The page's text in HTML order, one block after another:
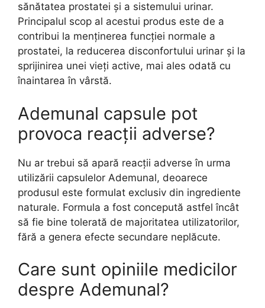
sănătatea prostatei și a sistemului urinar.
Principalul scop al acestui produs este de a
contribui la menținerea funcției normale a
prostatei, la reducerea disconfortului urinar și la
sprijinirea unei vieți active, mai ales odată cu
înaintarea în vârstă.
Ademunal capsule pot
provoca reacții adverse?
Nu ar trebui să apară reacții adverse în urma
utilizării capsulelor Ademunal, deoarece
produsul este formulat exclusiv din ingrediente
naturale. Formula a fost concepută astfel încât
să fie bine tolerată de majoritatea utilizatorilor,
fără a genera efecte secundare neplăcute.
Care sunt opiniile medicilor
despre Ademunal?